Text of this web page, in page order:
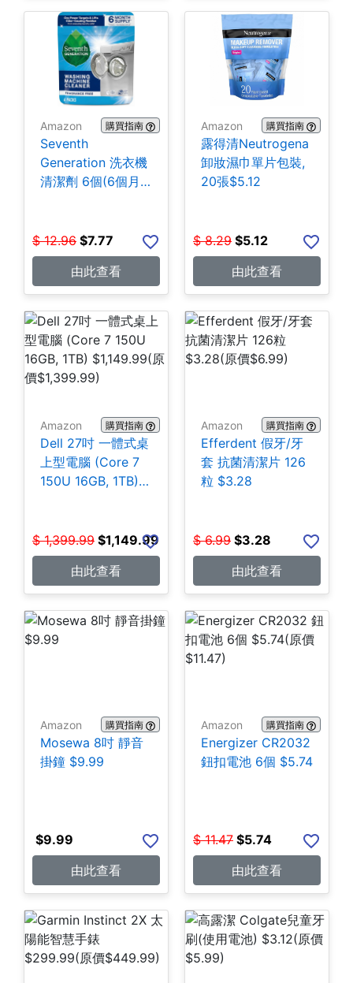
Amazon 購買指南
Seventh
Generation 洗衣機
清潔劑 6個(6個月
$ 12.96 $7.77
由此查看
Amazon 購買指南
露得清Neutrogena
卸妝濕巾單片包裝,
20張$5.12
$ 8.29 $5.12
由此查看
Amazon 購買指南
Dell 27吋 一體式桌
上型電腦 (Core 7
150U 16GB, 1TB)
$ 1,399.99 $1,149.99
由此查看
Amazon 購買指南
Efferdent 假牙/牙
套 抗菌清潔片 126
粒 $3.28
$ 6.99 $3.28
由此查看
Amazon 購買指南
Mosewa 8吋 靜音
掛鐘 $9.99
$9.99
由此查看
Amazon 購買指南
Energizer CR2032
鈕扣電池 6個 $5.74
$ 11.47 $5.74
由此查看